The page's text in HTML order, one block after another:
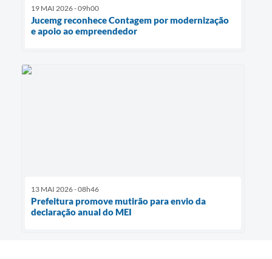
19 MAI 2026 - 09h00
Jucemg reconhece Contagem por modernização
e apoio ao empreendedor
13 MAI 2026 - 08h46
Prefeitura promove mutirão para envio da
declaração anual do MEI